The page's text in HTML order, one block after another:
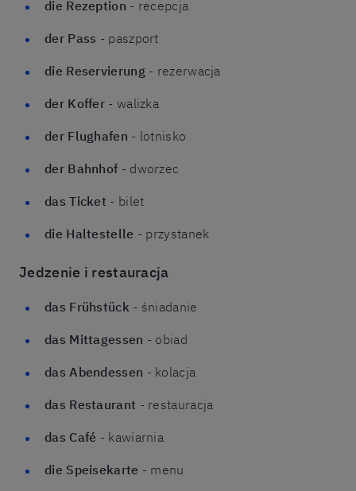
die Rezeption - recepcja
der Pass - paszport
die Reservierung - rezerwacja
der Koffer - walizka
der Flughafen - lotnisko
der Bahnhof - dworzec
das Ticket - bilet
die Haltestelle - przystanek
Jedzenie i restauracja
das Frühstück - śniadanie
das Mittagessen - obiad
das Abendessen - kolacja
das Restaurant - restauracja
das Café - kawiarnia
die Speisekarte - menu